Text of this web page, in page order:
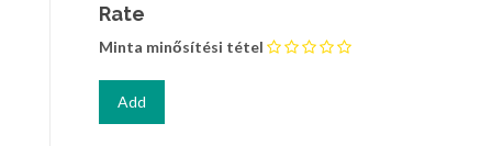
Rate
Minta minősítési tétel